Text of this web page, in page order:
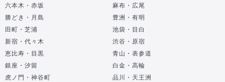
六本木・赤坂
麻布・広尾
勝どき・月島
豊洲・有明
田町・芝浦
池袋・目白
新宿・代々木
渋谷・原宿
恵比寿・目黒
青山・表参道
銀座・汐留
白金・高輪
虎ノ門・神谷町
品川・天王洲